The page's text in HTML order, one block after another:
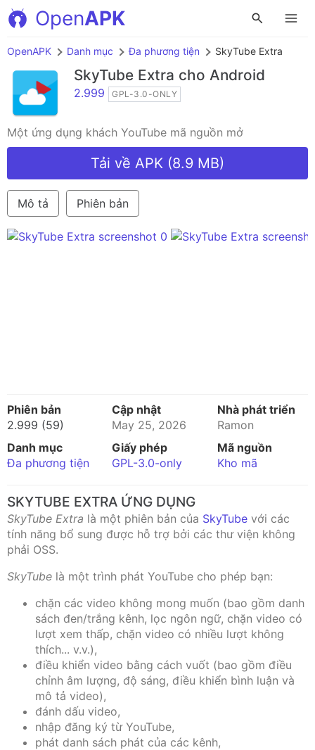
OpenAPK
OpenAPK Danh mục Đa phương tiện SkyTube Extra
SkyTube Extra cho Android
2.999 GPL-3.0-ONLY
Một ứng dụng khách YouTube mã nguồn mở
Tải về APK (8.9 MB)
Mô tả Phiên bản
Phiên bản
2.999 (59)
Cập nhật
May 25, 2026
Nhà phát triển
Ramon
Danh mục
Đa phương tiện
Giấy phép
GPL-3.0-only
Mã nguồn
Kho mã
SKYTUBE EXTRA ỨNG DỤNG
SkyTube Extra là một phiên bản của SkyTube với các
tính năng bổ sung được hỗ trợ bởi các thư viện không
phải OSS.
SkyTube là một trình phát YouTube cho phép bạn:
chặn các video không mong muốn (bao gồm danh
sách đen/trắng kênh, lọc ngôn ngữ, chặn video có
lượt xem thấp, chặn video có nhiều lượt không
thích... v.v.),
điều khiển video bằng cách vuốt (bao gồm điều
chỉnh âm lượng, độ sáng, điều khiển bình luận và
mô tả video),
đánh dấu video,
nhập đăng ký từ YouTube,
phát danh sách phát của các kênh,